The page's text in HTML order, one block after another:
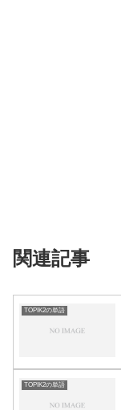
関連記事
TOPIK2の単語
TOPIK2の単語